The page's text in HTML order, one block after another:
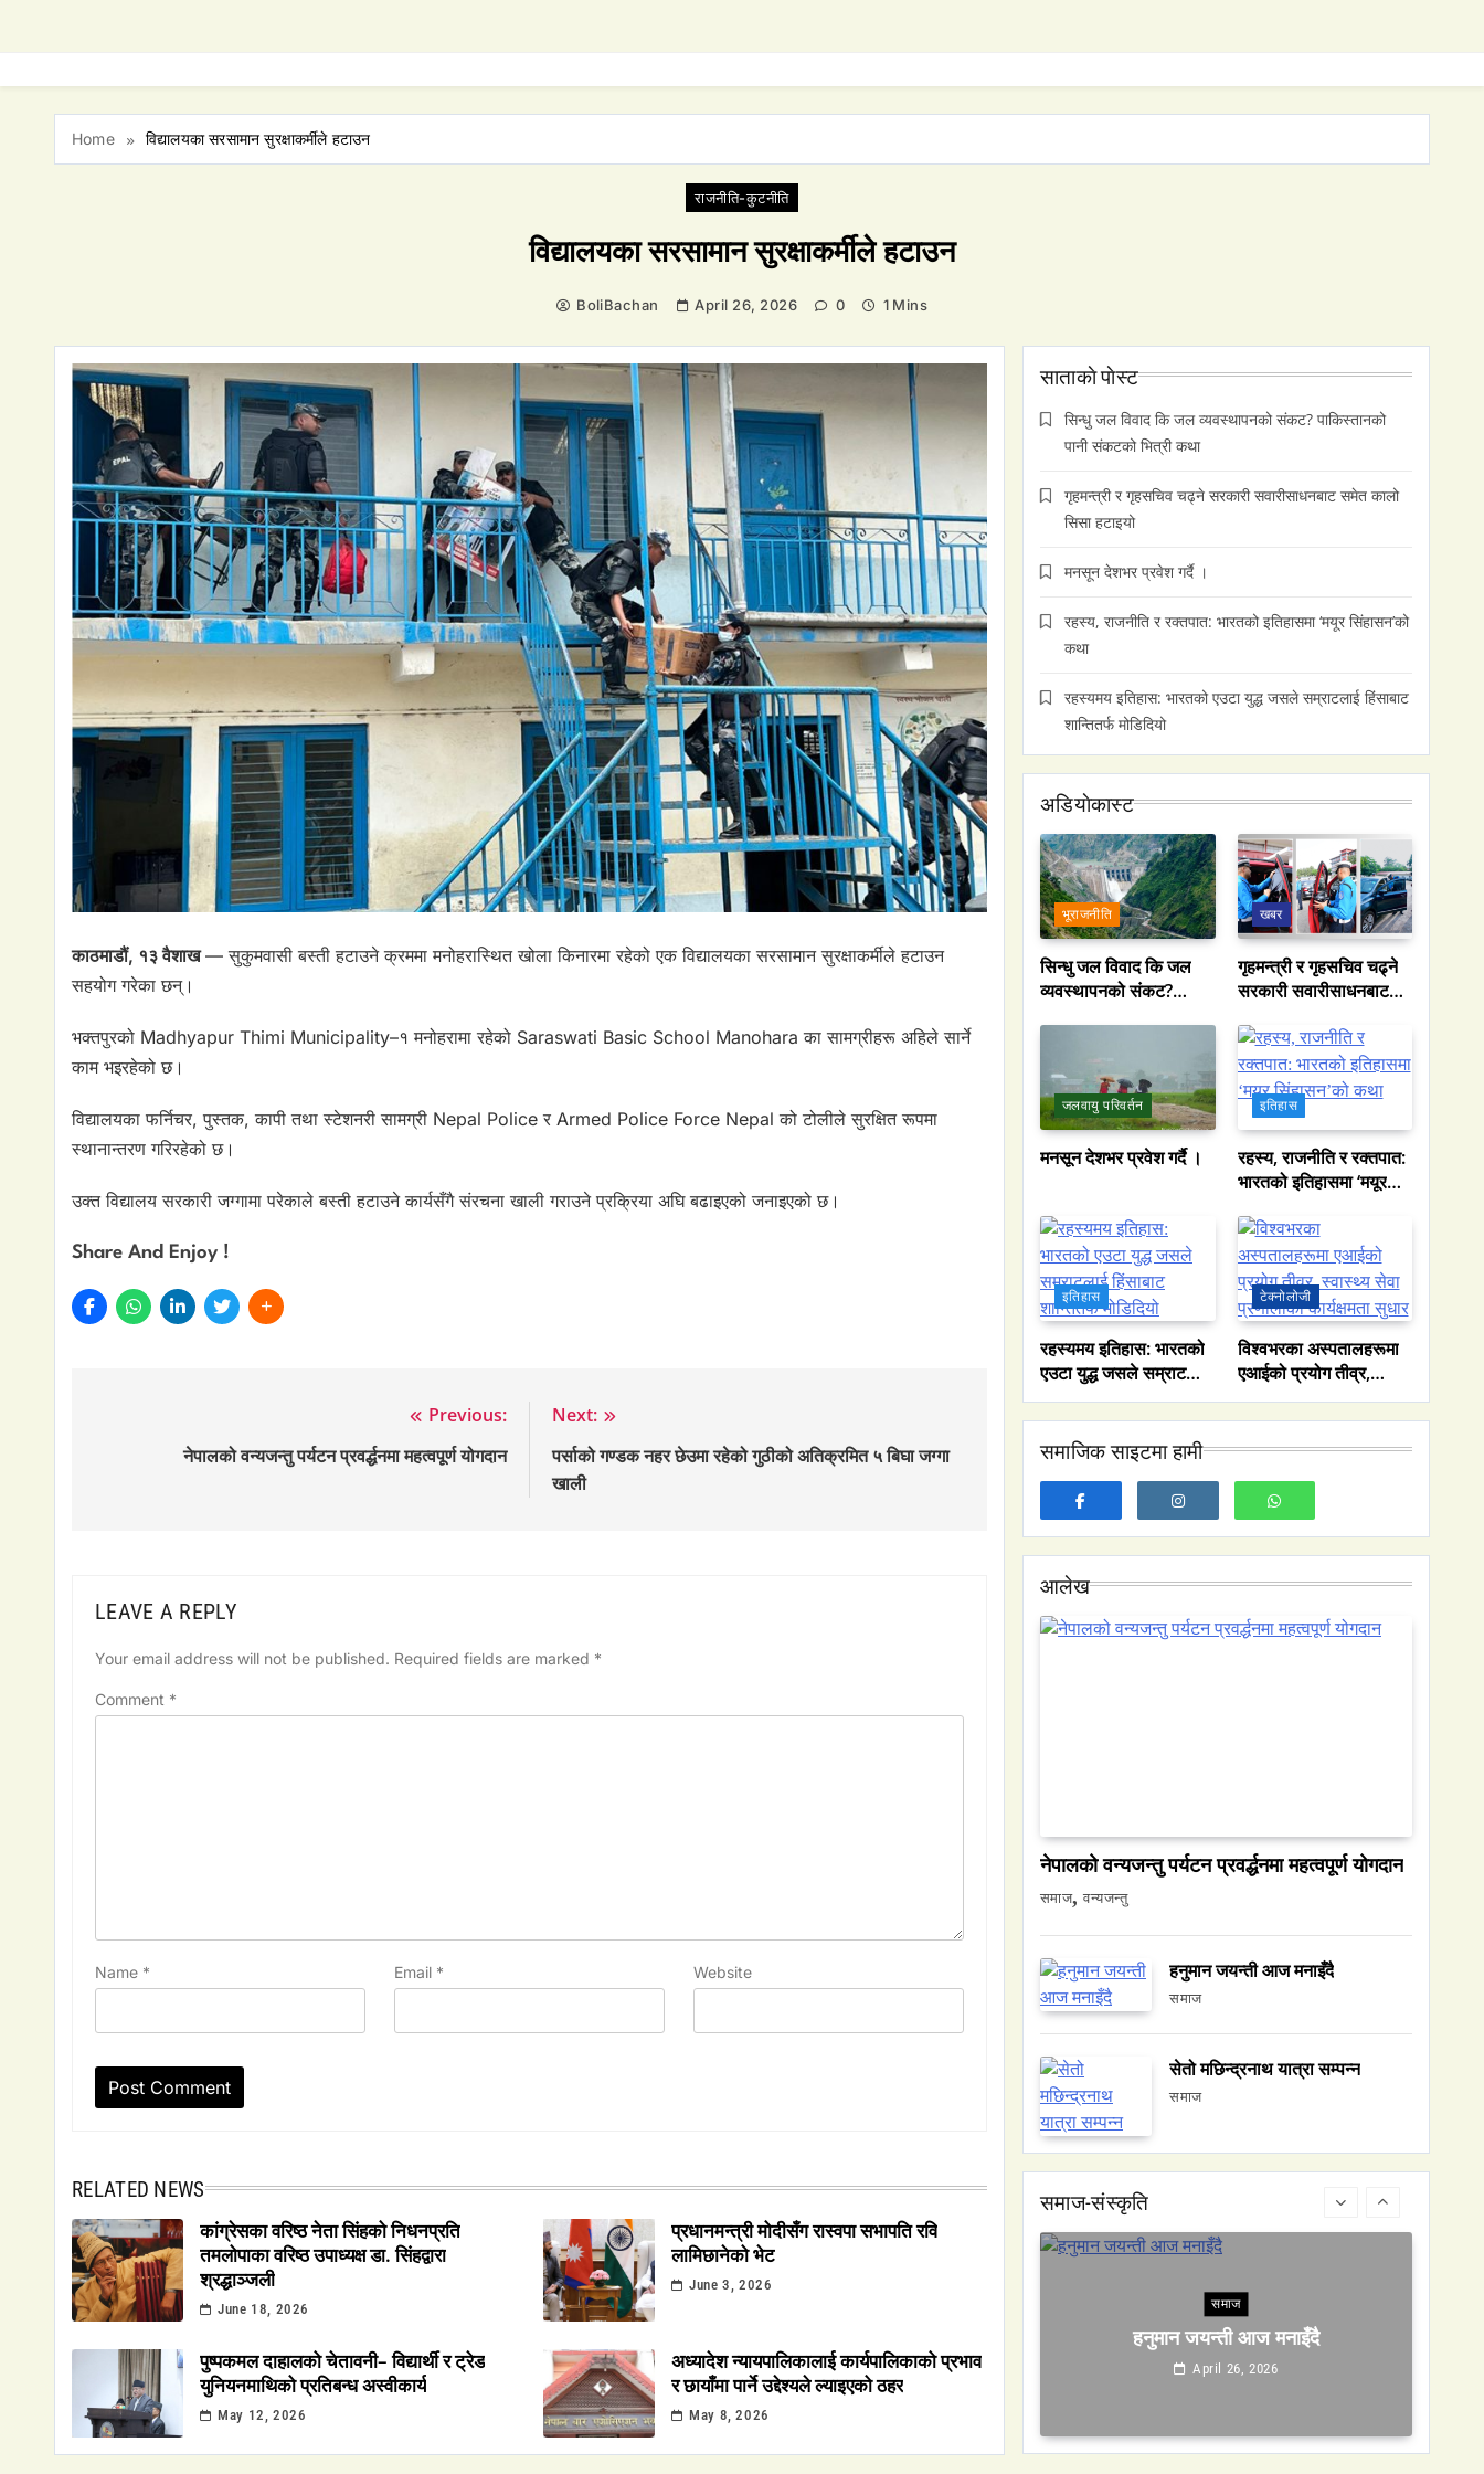
Home विद्यालयका सरसामान सुरक्षाकर्मीले हटाउन
राजनीति-कुटनीति
विद्यालयका सरसामान सुरक्षाकर्मीले हटाउन
BoliBachan April 26, 2026 0 1 Mins
काठमाडौं, १३ वैशाख— सुकुमवासी बस्ती हटाउने क्रममा मनोहरास्थित खोला किनारमा रहेको एक विद्यालयका सरसामान सुरक्षाकर्मीले हटाउन
सहयोग गरेका छन्।
भक्तपुरको Madhyapur Thimi Municipality–१ मनोहरामा रहेको Saraswati Basic School Manohara का सामग्रीहरू अहिले सार्ने
काम भइरहेको छ।
विद्यालयका फर्निचर, पुस्तक, कापी तथा स्टेशनरी सामग्री Nepal Police र Armed Police Force Nepal को टोलीले सुरक्षित रूपमा
स्थानान्तरण गरिरहेको छ।
उक्त विद्यालय सरकारी जग्गामा परेकाले बस्ती हटाउने कार्यसँगै संरचना खाली गराउने प्रक्रिया अघि बढाइएको जनाइएको छ।
Share And Enjoy !
navigation
Previous:
नेपालको वन्यजन्तु पर्यटन प्रवर्द्धनमा महत्वपूर्ण योगदान
Next:
पर्साको गण्डक नहर छेउमा रहेको गुठीको अतिक्रमित ५ बिघा जग्गा
खाली
LEAVE A REPLY
Your email address will not be published. Required fields are marked *
Comment *
Name * Email * Website
RELATED NEWS
कांग्रेसका वरिष्ठ नेता सिंहको निधनप्रति
तमलोपाका वरिष्ठ उपाध्यक्ष डा. सिंहद्वारा
श्रद्धाञ्जली
June 18, 2026
प्रधानमन्त्री मोदीसँग रास्वपा सभापति रवि
लामिछानेको भेट
June 3, 2026
पुष्पकमल दाहालको चेतावनी– विद्यार्थी र ट्रेड
युनियनमाथिको प्रतिबन्ध अस्वीकार्य
May 12, 2026
अध्यादेश न्यायपालिकालाई कार्यपालिकाको प्रभाव
र छायाँमा पार्ने उद्देश्यले ल्याइएको ठहर
May 8, 2026
साताकाे पाेस्ट
सिन्धु जल विवाद कि जल व्यवस्थापनको संकट? पाकिस्तानको
पानी संकटको भित्री कथा
गृहमन्त्री र गृहसचिव चढ्ने सरकारी सवारीसाधनबाट समेत कालो
सिसा हटाइयो
मनसून देशभर प्रवेश गर्दै ।
रहस्य, राजनीति र रक्तपात: भारतको इतिहासमा ‘मयूर सिंहासन’को
कथा
रहस्यमय इतिहास: भारतको एउटा युद्ध जसले सम्राटलाई हिंसाबाट
शान्तितर्फ मोडिदियो
अडियाेकास्ट
भूराजनीति
सिन्धु जल विवाद कि जल
व्यवस्थापनको संकट?
खबर
गृहमन्त्री र गृहसचिव चढ्ने
सरकारी सवारीसाधनबाट
जलवायु परिवर्तन
मनसून देशभर प्रवेश गर्दै ।
इतिहास
रहस्य, राजनीति र रक्तपात:
भारतको इतिहासमा ‘मयूर
इतिहास
रहस्यमय इतिहास: भारतको
एउटा युद्ध जसले सम्राटलाई
हिंसाबाट शान्तितर्फ
मोडिदियो
टेक्नोलोजी
विश्वभरका अस्पतालहरूमा
एआईको प्रयोग तीव्र,
स्वास्थ्य सेवा प्रणालीको
कार्यक्षमता सुधार
समाजिक साइटमा हामी
आलेख
नेपालको वन्यजन्तु पर्यटन प्रवर्द्धनमा महत्वपूर्ण योगदान
समाज वन्यजन्तु
हनुमान जयन्ती आज मनाइँदै
समाज
सेतो मछिन्द्रनाथ यात्रा सम्पन्न
समाज
समाज-संस्कृति
April 26, 2026
नेपालको वन्यजन्तु पर्यटन प्रवर्द्धनमा महत्वपूर्ण
April 26, 2026
समाज
हनुमान जयन्ती आज मनाइँदै
April 26, 2026